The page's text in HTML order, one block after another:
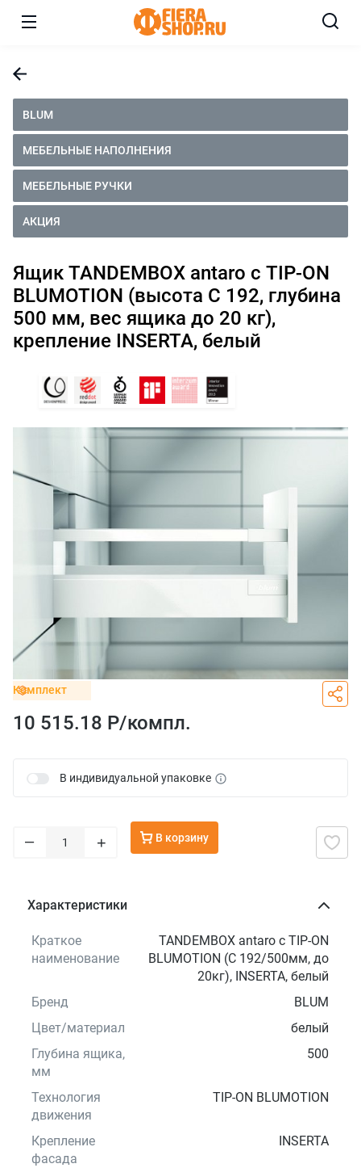
BLUM
МЕБЕЛЬНЫЕ НАПОЛНЕНИЯ
МЕБЕЛЬНЫЕ РУЧКИ
АКЦИЯ
Ящик TANDEMBOX antaro с TIP-ON
BLUMOTION (высота С 192, глубина
500 мм, вес ящика до 20 кг),
крепление INSERTA, белый
Комплект
10 515.18 Р/компл.
В индивидуальной упаковке
– + В корзину
Характеристики
Краткое
наименование
TANDEMBOX antaro с TIP-ON
BLUMOTION (С 192/500мм, до
20кг), INSERTA, белый
Бренд
BLUM
Цвет/материал
белый
Глубина ящика,
мм
500
Технология
движения
TIP-ON BLUMOTION
Крепление
фасада
INSERTA